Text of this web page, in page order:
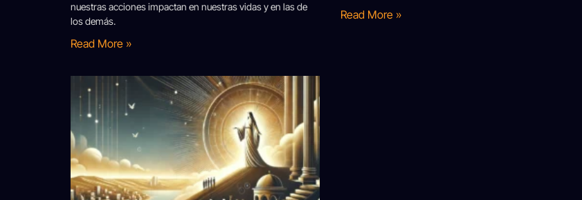
nuestras acciones impactan en nuestras vidas y en las de
los demás.
Read More »
Read More »